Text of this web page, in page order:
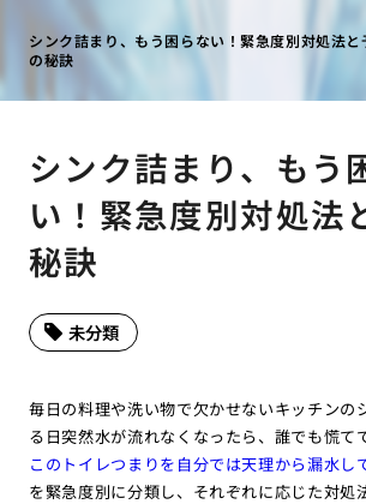
シンク詰まり、もう困らない！緊急度別対処法と
の秘訣
シンク詰まり、もう
い！緊急度別対処法
秘訣
未分類
毎日の料理や洗い物で欠かせないキッチンの
る日突然水が流れなくなったら、誰でも慌て
このトイレつまりを自分では天理から漏水し
を緊急度別に分類し、それぞれに応じた対処